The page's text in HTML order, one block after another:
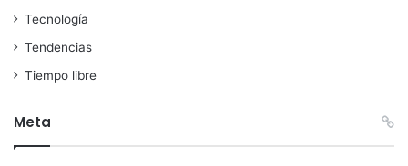
Tecnología
Tendencias
Tiempo libre
Meta